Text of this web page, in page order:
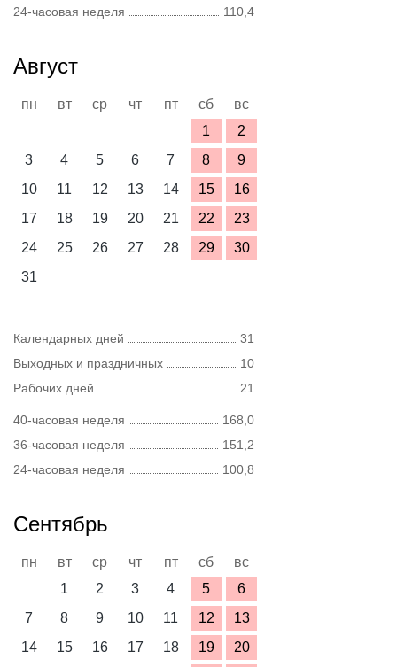
24-часовая неделя
110,4
Август
пн вт ср чт пт сб
вс
1
2
3
4 5 6 7 8
9
10
11 12 13 14 15
16
17
18 19 20 21 22
23
24
25 26 27 28 29
30
31
Календарных дней
31
Выходных и праздничных
10
Рабочих дней
21
40-часовая неделя
168,0
36-часовая неделя
151,2
24-часовая неделя
100,8
Сентябрь
пн вт ср чт пт сб
вс
1
2 3 4 5
6
7
8 9 10 11 12
13
14
15 16 17 18 19
20